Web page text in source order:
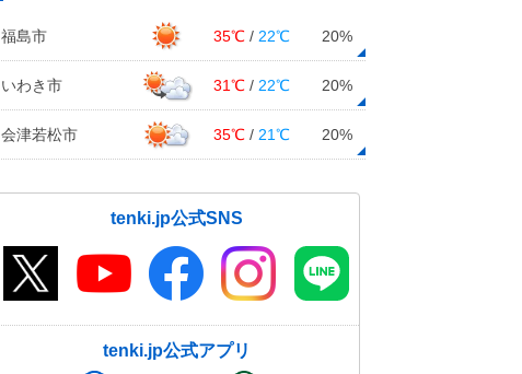
福島市 35℃ / 22℃ 20%
いわき市 31℃ / 22℃ 20%
会津若松市 35℃ / 21℃ 20%
tenki.jp公式SNS
tenki.jp公式アプリ